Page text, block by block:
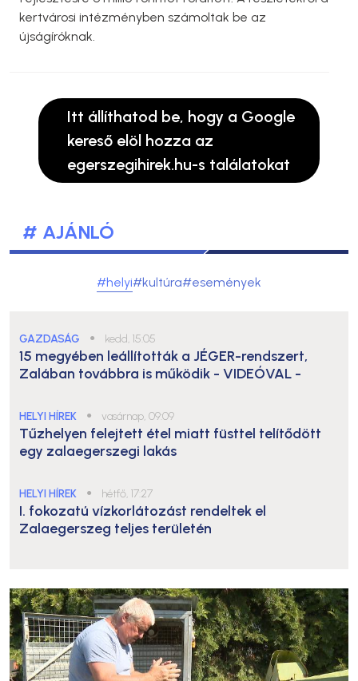
kertvárosi intézményben számoltak be az
újságíróknak.
Itt állíthatod be, hogy a Google
kereső elöl hozza az
egerszegihirek.hu-s találatokat
# AJÁNLÓ
#helyi#kultúra#események
GAZDASÁG ● kedd, 15:05
15 megyében leállították a JÉGER-rendszert,
Zalában továbbra is működik - VIDEÓVAL -
HELYI HÍREK ● vasárnap, 09:09
Tűzhelyen felejtett étel miatt füsttel telítődött
egy zalaegerszegi lakás
HELYI HÍREK ● hétfő, 17:27
I. fokozatú vízkorlátozást rendeltek el
Zalaegerszeg teljes területén